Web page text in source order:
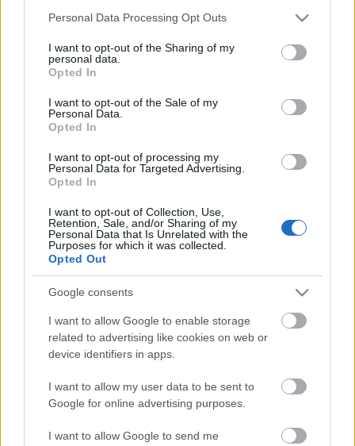
Please note that this website/app uses one or more Google
not limited to your visit or usage behaviour. You may click to
grant or deny consent to Google and its third-party tags to
use your data for below specified purposes in below Google
consent section.
Personal Data Processing Opt Outs
I want to opt-out of the Sharing of my
personal data.
Opted In
I want to opt-out of the Sale of my
Personal Data.
Opted In
I want to opt-out of processing my
Personal Data for Targeted Advertising.
Opted In
I want to opt-out of Collection, Use,
Retention, Sale, and/or Sharing of my
Personal Data that Is Unrelated with the
Purposes for which it was collected.
Opted Out
Google consents
I want to allow Google to enable storage
related to advertising like cookies on web or
device identifiers in apps.
I want to allow my user data to be sent to
Google for online advertising purposes.
I want to allow Google to send me
Biztonsági kütyük: ma már
mindenben informatika van!
Posztmodem•2019. február 28.
Drónirányítási rendszerek, öltönybe rejtett golyóálló
mellény, rendőrségi villogó kütyük, merevlemezeket
törlő, adatmegsemmisítő céleszközök - ízelítő abból,
amit Keleti Arthur kiberbiztonsági szakértő látott az